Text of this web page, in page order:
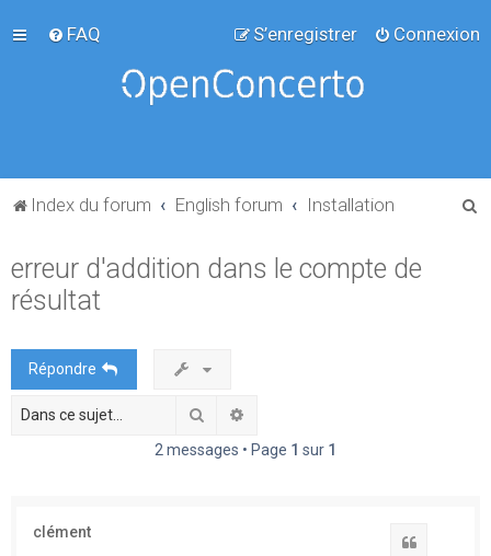
FAQ Connexion
S’enregistrer
Index du forum English forum Installation
erreur d'addition dans le compte de
résultat
Répondre
Rechercher
2 messages • Page 1 sur 1
clément